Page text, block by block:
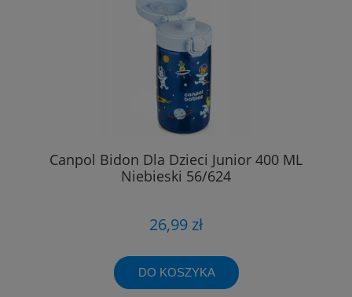
Canpol Bidon Dla Dzieci Junior 400 ML
Niebieski 56/624
26,99 zł
DO KOSZYKA